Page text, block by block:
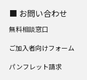
■ お問い合わせ
無料相談窓口
ご加入者向けフォーム
パンフレット請求